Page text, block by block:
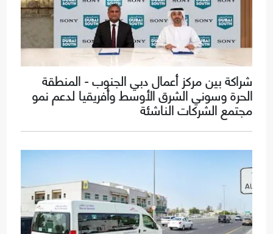
شراكة بين مركز أعمال دبي الجنوب - المنطقة
الحرة وسوني الشرق الأوسط وأفريقيا لدعم نمو
مجتمع الشركات الناشئة